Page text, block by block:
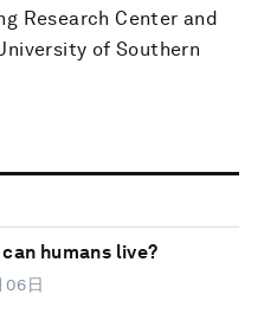
Research Center and
of Southern
humans live?
06日